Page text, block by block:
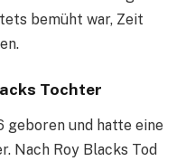
bemüht war, Zeit
Tochter
geboren und hatte eine
Nach Roy Blacks Tod